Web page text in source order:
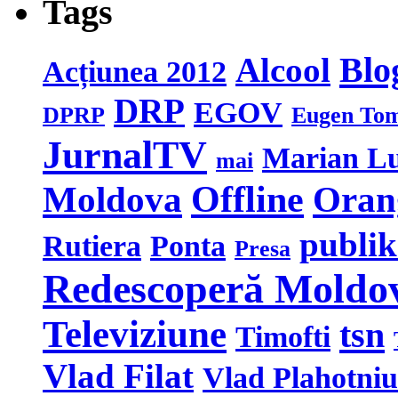
Tags
Acțiunea 2012 Alcool
DPRP DRP EGOV Eugen
JurnalTV mai Marian
Moldova Offline
Rutiera Ponta Presa
Redescoperă
Televiziune Timofti tsn
Vlad Filat Vlad